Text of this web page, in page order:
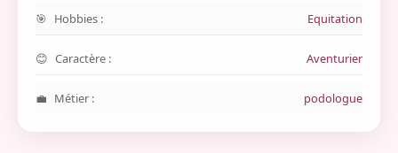
Hobbies : Equitation
Caractère : Aventurier
Métier : podologue